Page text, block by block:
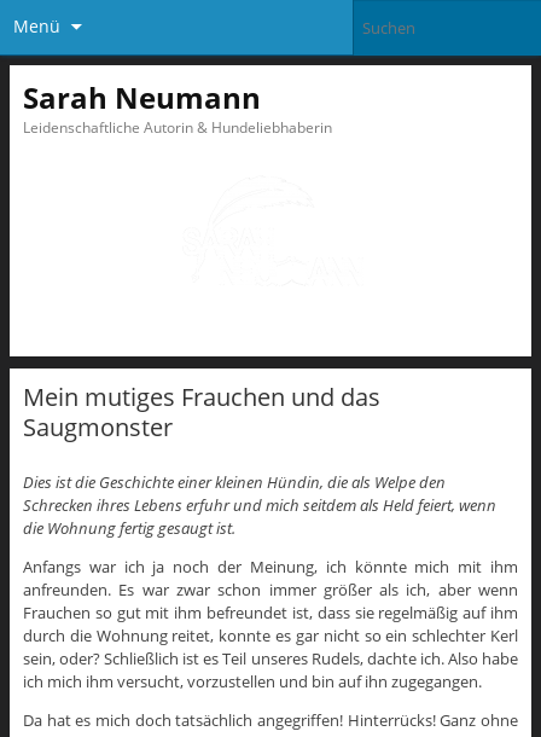
Menü
Sarah Neumann
Leidenschaftliche Autorin & Hundeliebhaberin
Mein mutiges Frauchen und das
Saugmonster
Dies ist die Geschichte einer kleinen Hündin, die als Welpe den
Schrecken ihres Lebens erfuhr und mich seitdem als Held feiert, wenn
die Wohnung fertig gesaugt ist.
Anfangs war ich ja noch der Meinung, ich könnte mich mit ihm
anfreunden. Es war zwar schon immer größer als ich, aber wenn
Frauchen so gut mit ihm befreundet ist, dass sie regelmäßig auf ihm
durch die Wohnung reitet, konnte es gar nicht so ein schlechter Kerl
sein, oder? Schließlich ist es Teil unseres Rudels, dachte ich. Also habe
ich mich ihm versucht, vorzustellen und bin auf ihn zugegangen.
Da hat es mich doch tatsächlich angegriffen! Hinterrücks! Ganz ohne